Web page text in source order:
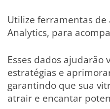
Utilize ferramentas de
Analytics, para
Esses dados ajudarão
estratégias e
garantindo que sua
atrair e encantar